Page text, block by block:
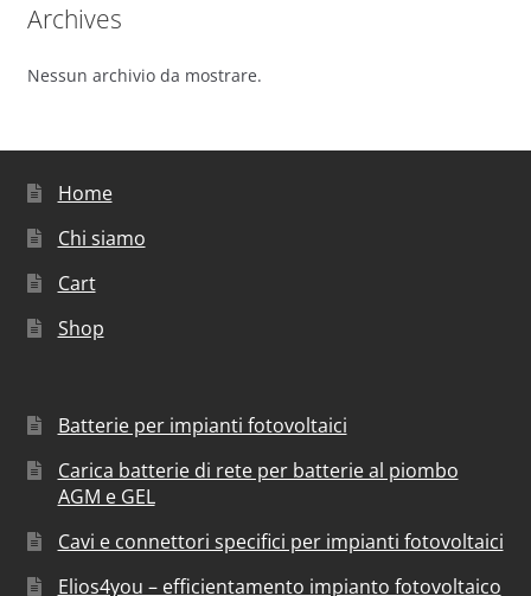
Archives
Nessun archivio da mostrare.
Home
Chi siamo
Cart
Shop
Batterie per impianti fotovoltaici
Carica batterie di rete per batterie al piombo
AGM e GEL
Cavi e connettori specifici per impianti fotovoltaici
Elios4you – efficientamento impianto fotovoltaico